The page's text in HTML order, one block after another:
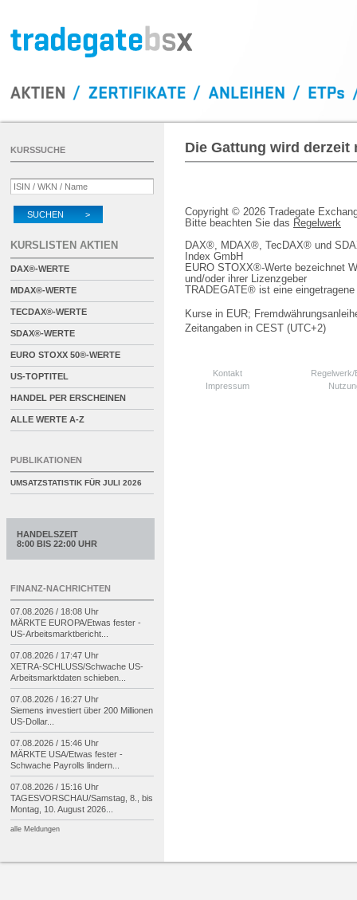
Die Gattung wird derzeit
Copyright © 2026 Tradegate
Bitte beachten Sie das Regelwerk
DAX®, MDAX®, TecDAX® und
Index GmbH
EURO STOXX®-Werte bezeichnet
und/oder ihrer Lizenzgeber
TRADEGATE® ist eine
Kurse in EUR;
Zeitangaben in CEST (UTC+2)
Kontakt
Impressum
KURSSUCHE
SUCHEN >
KURSLISTEN AKTIEN
DAX®-WERTE
MDAX®-WERTE
TECDAX®-WERTE
SDAX®-WERTE
EURO STOXX 50®-WERTE
US-TOPTITEL
HANDEL PER ERSCHEINEN
ALLE WERTE A-Z
PUBLIKATIONEN
UMSATZSTATISTIK FÜR JULI 2026
HANDELSZEIT
8:00 BIS 22:00 UHR
FINANZ-NACHRICHTEN
07.08.2026 / 18:08 Uhr
MÄRKTE EUROPA/Etwas fester -
US-Arbeitsmarktbericht...
07.08.2026 / 17:47 Uhr
XETRA-SCHLUSS/Schwache US-
Arbeitsmarktdaten schieben...
07.08.2026 / 16:27 Uhr
Siemens investiert über 200 Millionen
US-Dollar...
07.08.2026 / 15:46 Uhr
MÄRKTE USA/Etwas fester -
Schwache Payrolls lindern...
07.08.2026 / 15:16 Uhr
TAGESVORSCHAU/Samstag, 8., bis
Montag, 10. August 2026...
alle Meldungen